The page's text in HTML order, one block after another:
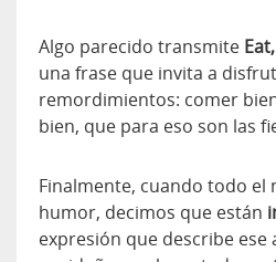
Algo parecido transmite
una frase que invita a
remordimientos: comer
bien, que para eso son las
Finalmente, cuando todo el
humor, decimos que están
expresión que describe